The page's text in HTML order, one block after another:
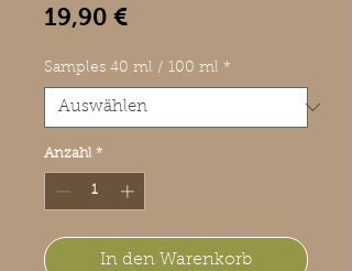
19,90 €Preis
Samples 40 ml / 100 ml *
Anzahl *
In den Warenkorb